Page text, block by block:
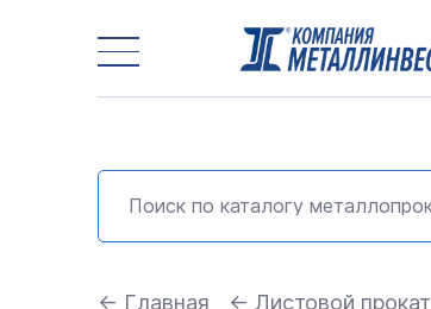
← Главная ← Листовой прокат